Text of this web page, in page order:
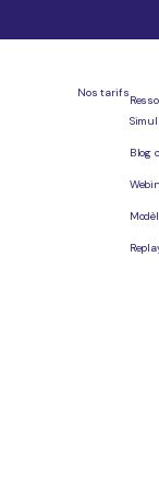
Nos tarifs
Blog
bruts sur toute la période.
% après cotisations.
dans le cadre
de fin de mission » pour
ou un accord
etc.